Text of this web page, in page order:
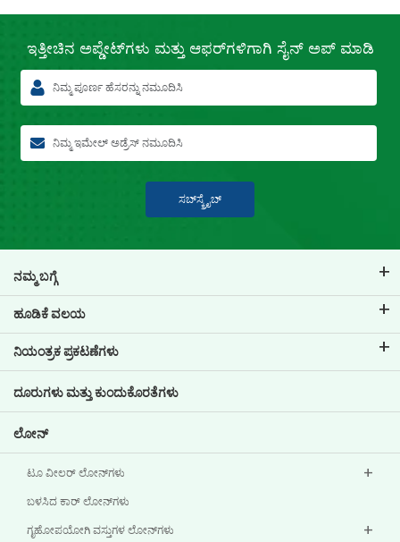
ಇತ್ತೀಚಿನ ಅಪ್ಡೇಟ್‌ಗಳು ಮತ್ತು ಆಫರ್‌ಗಳಿಗಾಗಿ ಸೈನ್ ಅಪ್ ಮಾಡಿ
ಸಬ್‍ಸ್ಕ್ರೈಬ್
ನಮ್ಮ ಬಗ್ಗೆ
ಟಿವಿಎಸ್ ಕ್ರೆಡಿಟ್ ಬಗ್ಗೆ
ನಮ್ಮ ಬ್ರ್ಯಾಂಡ್ ಬಗ್ಗೆ ತಿಳಿಯಿರಿ
ಪ್ರಮುಖ ಪ್ರೊಫೈಲ್‌ಗಳು
ಹೂಡಿಕೆ ವಲಯ
ಕಾರ್ಪೋರೇಟ್ ಆಡಳಿತ
ಹೂಡಿಕೆದಾರರ ಮಾಹಿತಿ
ನಿಯಂತ್ರಕ ಪ್ರಕಟಣೆಗಳು
ಪಾಲಿಸಿಗಳು
ಇತರ ಪ್ರಕಟಣೆಗಳು
ದೂರುಗಳು ಮತ್ತು ಕುಂದುಕೊರತೆಗಳು
ಲೋನ್‌
ಟೂ ವೀಲರ್ ಲೋನ್‌ಗಳು
ಬಳಸಿದ ಕಾರ್ ಲೋನ್‌ಗಳು
ಗೃಹೋಪಯೋಗಿ ವಸ್ತುಗಳ ಲೋನ್‌ಗಳು